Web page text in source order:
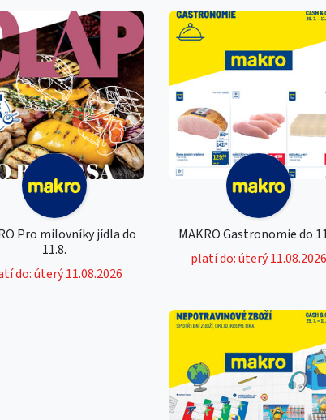
Pro milovníky jídla do
11.8.
do: úterý 11.08.2026
MAKRO Gastronomie do
platí do: úterý 11.08.2026